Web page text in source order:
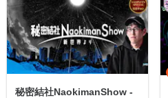
秘密結社NaokimanShow -